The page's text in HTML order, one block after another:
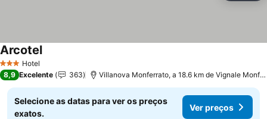
3 EstrelasHotel
Arcotel
8,9 Excelente 363 Villanova Monferrato, a 18.6 km de Vignale Monferrato
Selecione as datas para ver os preços
exatos.
Ver preços